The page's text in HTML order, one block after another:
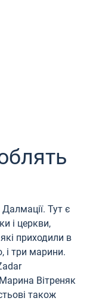
Тут є
і церкви,
які приходили в
і три марини.
Вітреняк
також